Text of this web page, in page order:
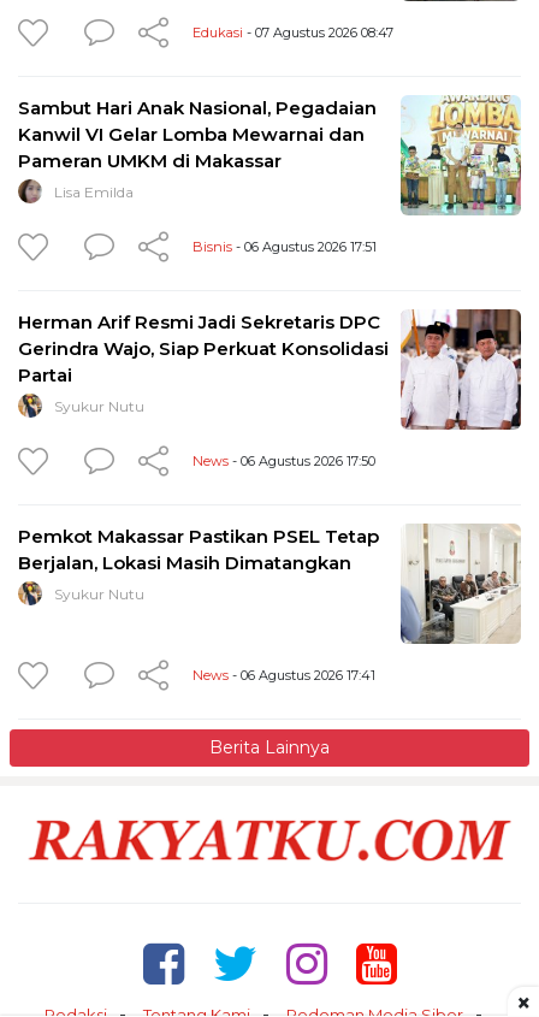
Edukasi - 07 Agustus 2026 08:47
Sambut Hari Anak Nasional, Pegadaian
Kanwil VI Gelar Lomba Mewarnai dan
Pameran UMKM di Makassar
Lisa Emilda
Bisnis - 06 Agustus 2026 17:51
Herman Arif Resmi Jadi Sekretaris DPC
Gerindra Wajo, Siap Perkuat Konsolidasi
Partai
Syukur Nutu
News - 06 Agustus 2026 17:50
Pemkot Makassar Pastikan PSEL Tetap
Berjalan, Lokasi Masih Dimatangkan
Syukur Nutu
News - 06 Agustus 2026 17:41
Berita Lainnya
×